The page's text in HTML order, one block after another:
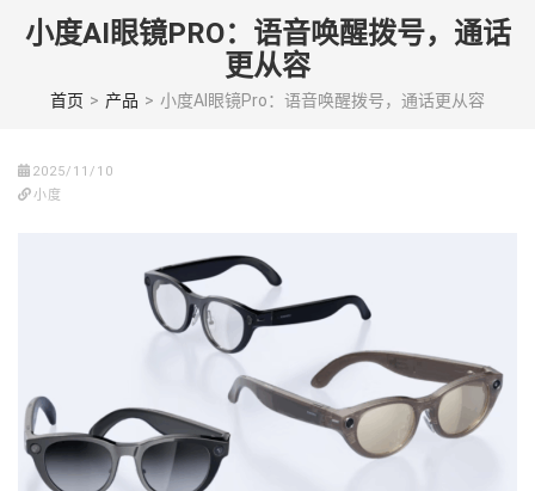
(Press
小度AI眼镜PRO：语音唤醒拨号，通话
更从容
首页 > 产品 > 小度AI眼镜Pro：语音唤醒拨号，通话更从容
2025/11/10
小度